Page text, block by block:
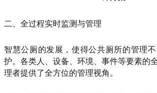
二、全过程实时监测与管理
智慧公厕的发展，使得公共厕所的管理
护。各类人、设备、环境、事件等要素的
理者提供了全方位的管理视角。